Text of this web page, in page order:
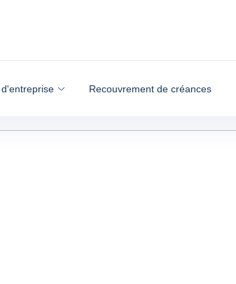
Recouvrement de créances